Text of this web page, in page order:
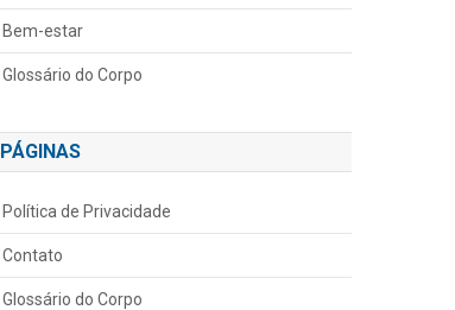
Bem-estar
Glossário do Corpo
PÁGINAS
Política de Privacidade
Contato
Glossário do Corpo